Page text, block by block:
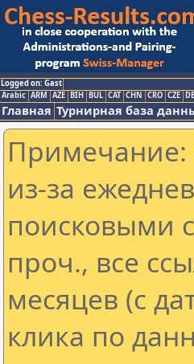
Logged on: Gast
Arabic ARM AZE BIH BUL CAT CHN CRO CZE
Главная Турнирная база
Примечание:
из-за
поисковыми
проч., все
месяцев (с
клика по